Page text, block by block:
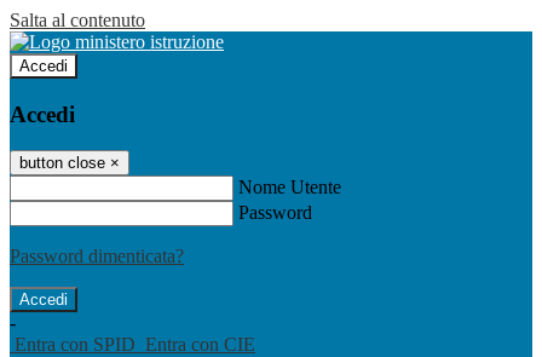
Salta al contenuto
Accedi
Accedi
button close ×
Nome Utente
Password
Password dimenticata?
-
Entra con SPID Entra con CIE